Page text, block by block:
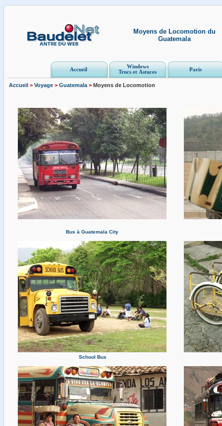
Moyens de Locomotion du
Guatemala
Accueil
Windows
Trucs et Astuces
Paris
Accueil > Voyage > Guatemala > Moyens de Locomotion
Bus à Guatemala City
School Bus